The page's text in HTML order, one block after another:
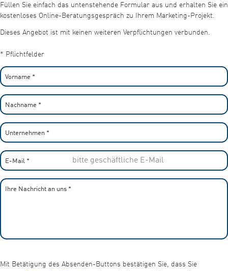
Füllen Sie einfach das untenstehende Formular aus und erhalten Sie ein
kostenloses Online-Beratungsgespräch zu Ihrem Marketing-Projekt.
Dieses Angebot ist mit keinen weiteren Verpflichtungen verbunden.
* Pflichtfelder
Vorname *
Nachname *
Unternehmen *
E-Mail *
Ihre Nachricht an uns *
Mit Betätigung des Absenden-Buttons bestätigen Sie, dass Sie